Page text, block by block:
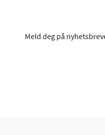
Meld deg på